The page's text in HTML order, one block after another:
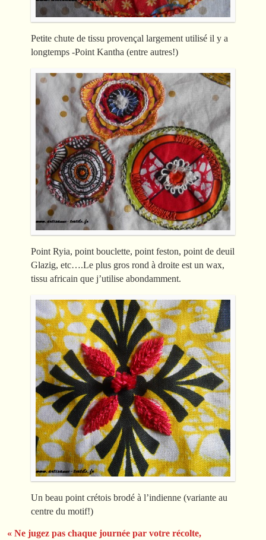
Petite chute de tissu provençal largement utilisé il y a
longtemps -Point Kantha (entre autres!)
Point Ryia, point bouclette, point feston, point de deuil
Glazig, etc….Le plus gros rond à droite est un wax,
tissu africain que j’utilise abondamment.
Un beau point crétois brodé à l’indienne (variante au
centre du motif!)
« Ne jugez pas chaque journée par votre récolte,